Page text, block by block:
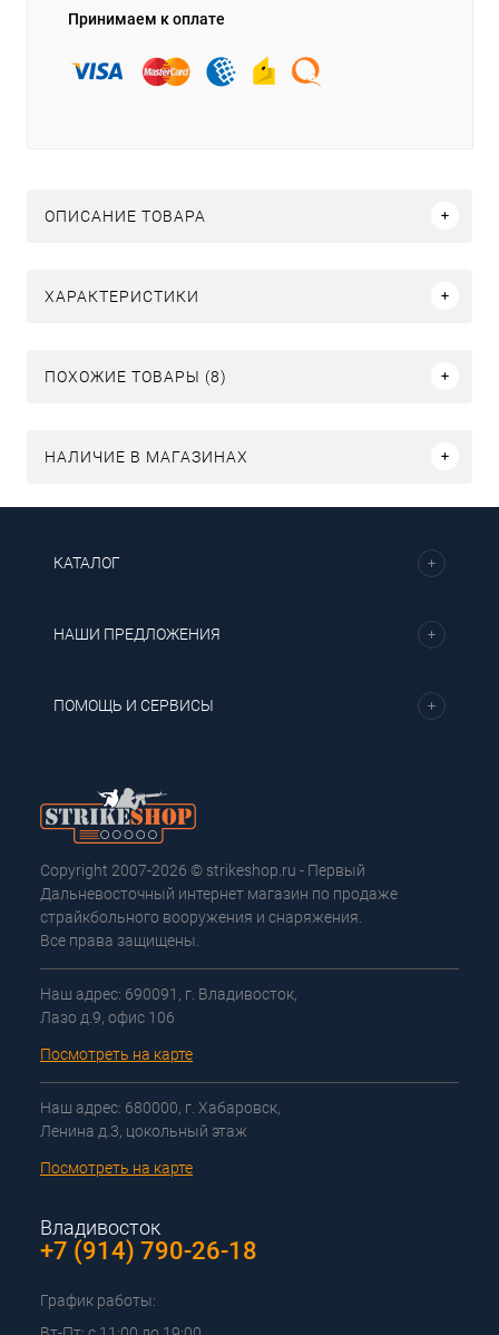
Принимаем к оплате
ОПИСАНИЕ ТОВАРА
ХАРАКТЕРИСТИКИ
ПОХОЖИЕ ТОВАРЫ (8)
НАЛИЧИЕ В МАГАЗИНАХ
КАТАЛОГ
НАШИ ПРЕДЛОЖЕНИЯ
ПОМОЩЬ И СЕРВИСЫ
Copyright 2007-2026 © strikeshop.ru - Первый
Дальневосточный интернет магазин по продаже
страйкбольного вооружения и снаряжения.
Все права защищены.
Наш адрес: 690091, г. Владивосток,
Лазо д.9, офис 106
Посмотреть на карте
Наш адрес: 680000, г. Хабаровск,
Ленина д.3, цокольный этаж
Посмотреть на карте
Владивосток
+7 (914) 790-26-18
График работы: